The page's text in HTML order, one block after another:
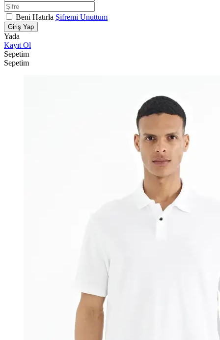
Beni Hatırla Şifremi Unuttum
Giriş Yap
Yada
Kayıt Ol
Sepetim
Sepetim